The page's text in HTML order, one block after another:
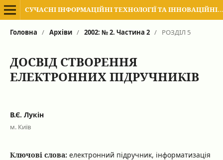
СУЧАСНІ ІНФОРМАЦІЙНІ ТЕХНОЛОГІЇ ТА ІННОВАЦІЙНІ МЕТОДИКИ НАВЧАННЯ В ПІДГОТОВЦІ ФАХІВЦІВ: МЕТОДОЛОГІЯ, ТЕОРІЯ, ДОСВІД, ПРОБЛЕМИ
Головна / Архіви / 2002: № 2. Частина 2 / РОЗДІЛ 5
ДОСВІД СТВОРЕННЯ
ЕЛЕКТРОННИХ ПІДРУЧНИКІВ
В.Є. Лукін
м. Київ
Ключові слова: електронний підручник, інформатизація